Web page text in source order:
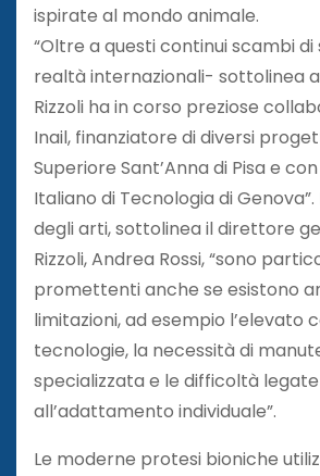
ispirate al mondo animale.
“Oltre a questi continui scambi
realtà internazionali- sottolinea
Rizzoli ha in corso preziose
Inail, finanziatore di diversi
Superiore Sant’Anna di Pisa e
Italiano di Tecnologia di
degli arti, sottolinea il direttore
Rizzoli, Andrea Rossi, “sono
promettenti anche se esistono
limitazioni, ad esempio l’elevato
tecnologie, la necessità di
specializzata e le difficoltà legate
all’adattamento individuale”.
Le moderne protesi bioniche